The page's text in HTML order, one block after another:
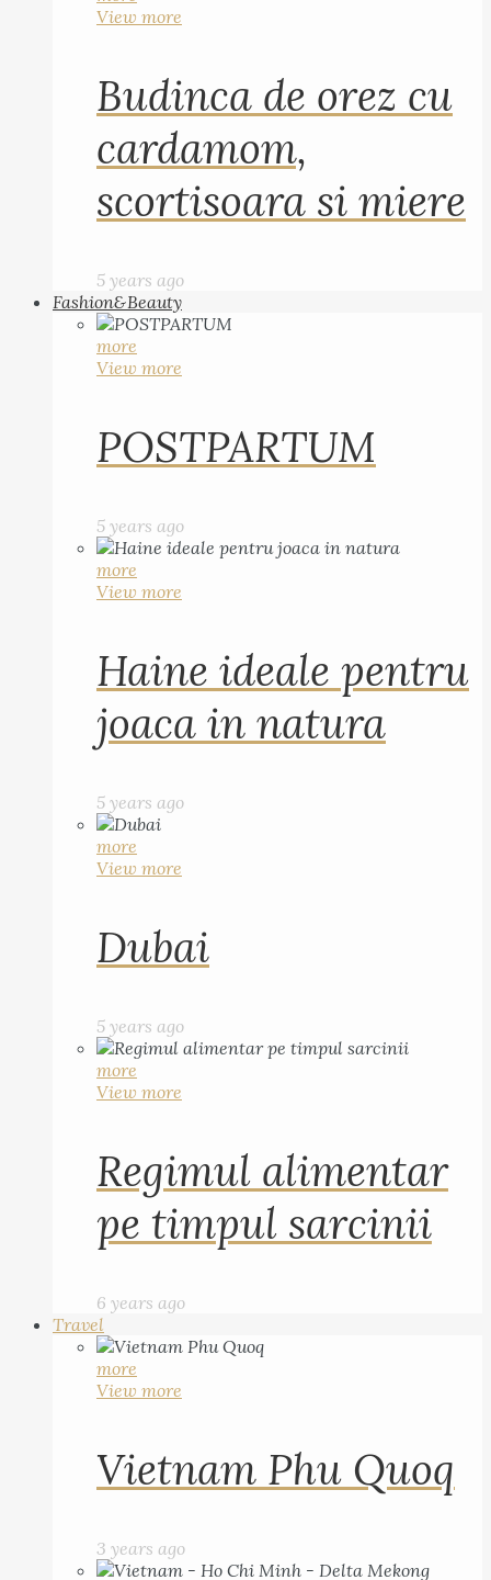
View more
Budinca de orez cu
cardamom,
scortisoara si miere
5 years ago
Fashion&Beauty
more
View more
POSTPARTUM
5 years ago
more
View more
Haine ideale pentru
joaca in natura
5 years ago
more
View more
Dubai
5 years ago
more
View more
Regimul alimentar
pe timpul sarcinii
6 years ago
Travel
more
View more
Vietnam Phu Quoq
3 years ago